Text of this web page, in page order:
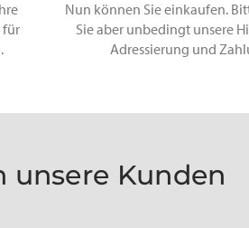
für
Nun können Sie einkaufen.
Sie aber unbedingt unsere
Adressierung und
unsere Kunden